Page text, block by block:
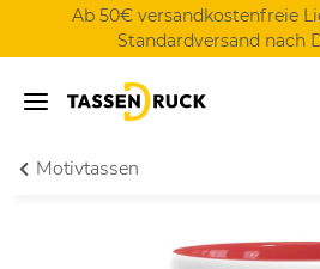
Ab 50€ versandkostenfreie
Standardversand nach
Motivtassen